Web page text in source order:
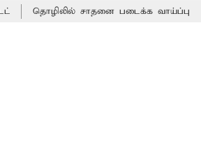
தொழிலில் சாதனை படைக்க வாய்ப்பு... இன்றைய